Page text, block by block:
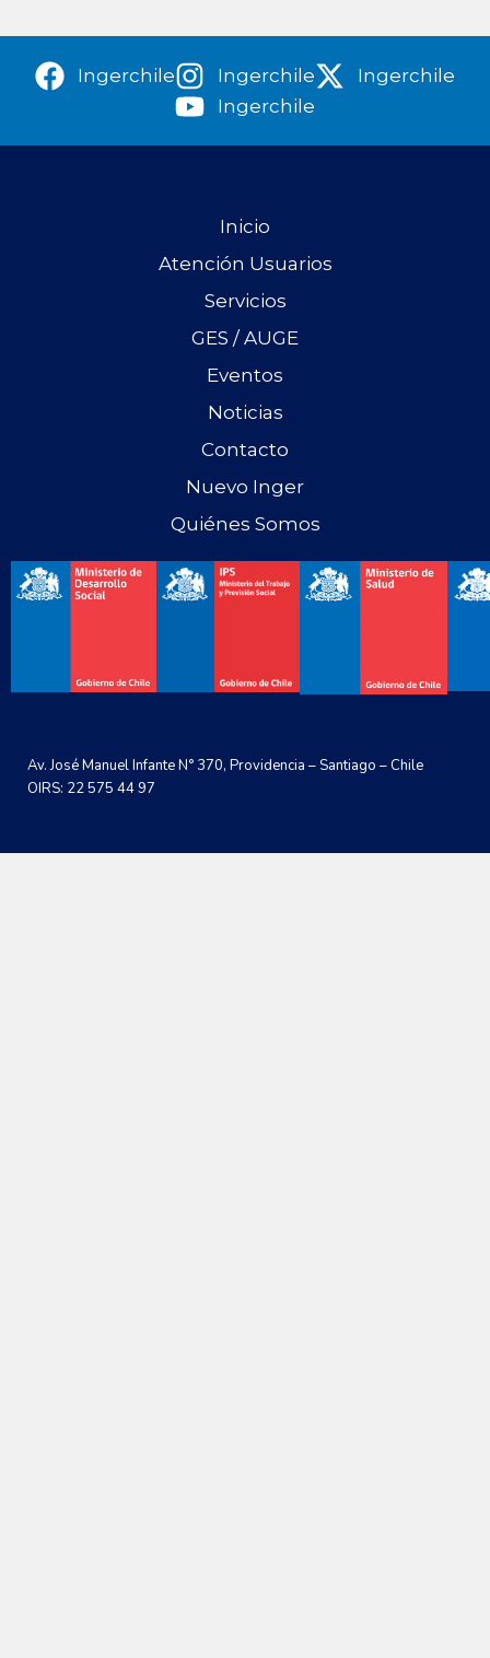
Ingerchile Ingerchile
Ingerchile
Ingerchile
Inicio
Atención Usuarios
Servicios
GES / AUGE
Eventos
Noticias
Contacto
Nuevo Inger
Quiénes Somos
Av. José Manuel Infante N° 370, Providencia – Santiago – Chile
OIRS: 22 575 44 97